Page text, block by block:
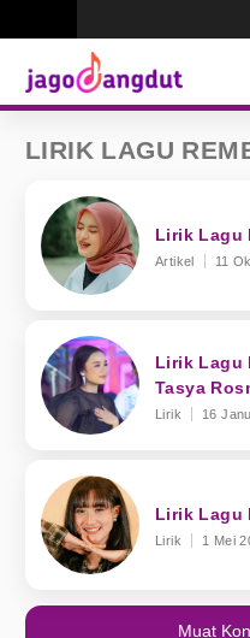
LIRIK LAGU
Lirik Lagu
Artikel 11
Lirik Lagu
Tasya
Lirik 16
Lirik Lagu
Lirik 1 Mei
Muat